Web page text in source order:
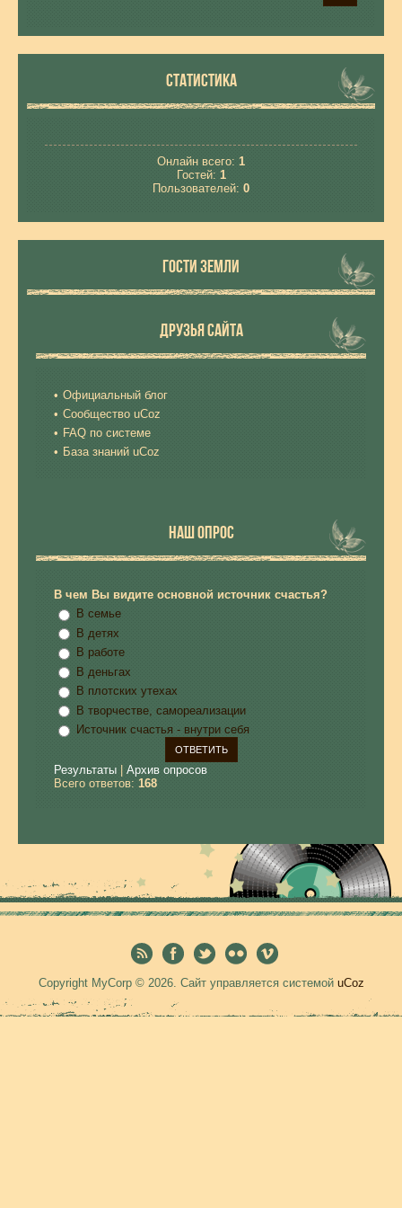
СТАТИСТИКА
Онлайн всего: 1
Гостей: 1
Пользователей: 0
ГОСТИ ЗЕМЛИ
ДРУЗЬЯ САЙТА
Официальный блог
Сообщество uCoz
FAQ по системе
База знаний uCoz
НАШ ОПРОС
В чем Вы видите основной источник счастья?
В семье
В детях
В работе
В деньгах
В плотских утехах
В творчестве, самореализации
Источник счастья - внутри себя
Результаты
Архив опросов
Всего ответов: 168
Copyright MyCorp © 2026. Сайт управляется системой uCoz